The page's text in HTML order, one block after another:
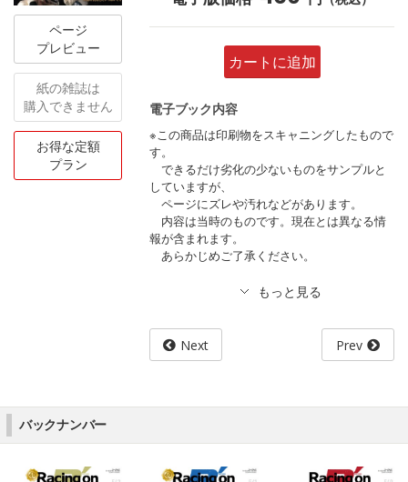
ページ
プレビュー
紙の雑誌は
購入できません
お得な定額
プラン
カートに追加
電子ブック内容
※この商品は印刷物をスキャニングしたもので
す。
できるだけ劣化の少ないものをサンプルと
していますが、
ページにズレや汚れなどがあります。
内容は当時のものです。現在とは異なる情
報が含まれます。
あらかじめご了承ください。
Next Prev
バックナンバー